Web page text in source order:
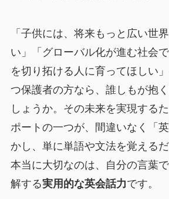
「子供には、将来もっと広い世
い」「グローバル化が進む社会
を切り拓ける人に育ってほしい
つ保護者の方なら、誰しもが抱
しょうか。その未来を実現する
ポートの一つが、間違いなく「
かし、単に単語や文法を覚えるだ
本当に大切なのは、自分の言葉
解する実用的な英会話力です。